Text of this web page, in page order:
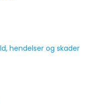
hendelser og skader